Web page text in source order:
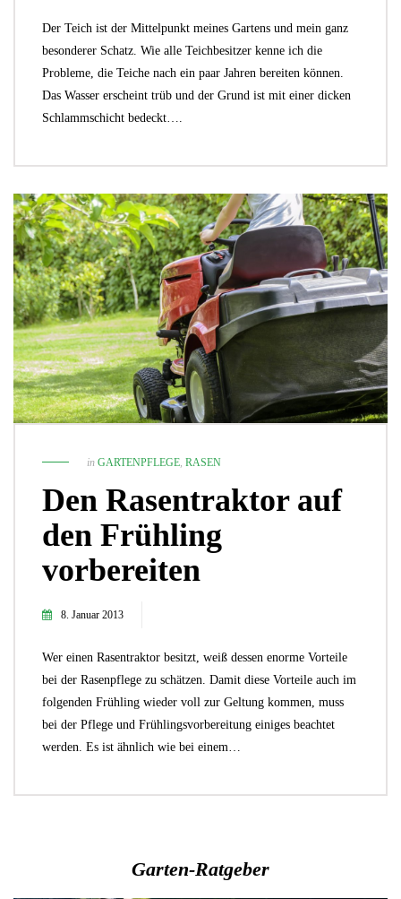
Der Teich ist der Mittelpunkt meines Gartens und mein ganz
besonderer Schatz. Wie alle Teichbesitzer kenne ich die
Probleme, die Teiche nach ein paar Jahren bereiten können.
Das Wasser erscheint trüb und der Grund ist mit einer dicken
Schlammschicht bedeckt….
in GARTENPFLEGE, RASEN
Den Rasentraktor auf
den Frühling
vorbereiten
8. Januar 2013
Wer einen Rasentraktor besitzt, weiß dessen enorme Vorteile
bei der Rasenpflege zu schätzen. Damit diese Vorteile auch im
folgenden Frühling wieder voll zur Geltung kommen, muss
bei der Pflege und Frühlingsvorbereitung einiges beachtet
werden. Es ist ähnlich wie bei einem…
Garten-Ratgeber